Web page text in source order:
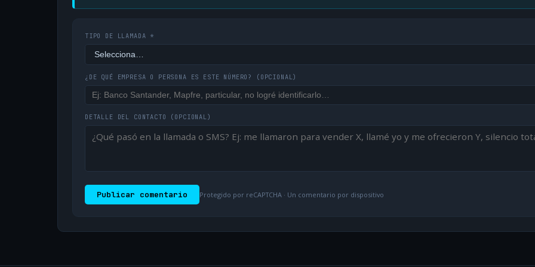
TIPO DE LLAMADA *
¿DE QUÉ EMPRESA O PERSONA ES ESTE NÚMERO? (OPCIONAL)
DETALLE DEL CONTACTO (OPCIONAL)
Publicar comentario Protegido por reCAPTCHA · Un comentario por dispositivo